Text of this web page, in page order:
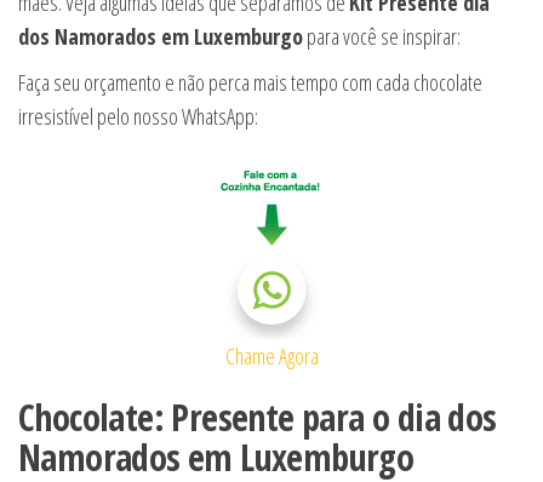
dos Namorados em Luxemburgopara você se inspirar:
Faça seu orçamento e não perca mais tempo com cada chocolate
irresistível pelo nosso WhatsApp:
Chame Agora
Chocolate: Presente para o dia dos
Namorados em Luxemburgo